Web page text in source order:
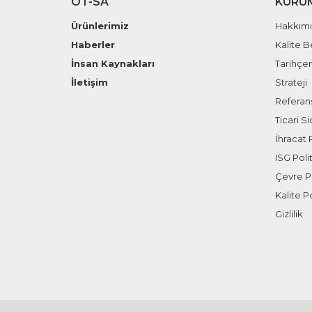
Ürünlerimiz
Haberler
İnsan Kaynakları
İletişim
Kalite
Strateji
Ticari
İhracat
ISG
Çevre
Kalite
Gizlilik